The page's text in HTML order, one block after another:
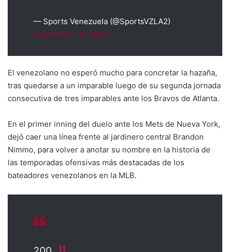
— Sports Venezuela (@SportsVZLA2)
September 18, 2023
El venezolano no esperó mucho para concretar la hazaña,
tras quedarse a un imparable luego de su segunda jornada
consecutiva de tres imparables ante los Bravos de Atlanta.
En el primer inning del duelo ante los Mets de Nueva York,
dejó caer una línea frente al jardinero central Brandon
Nimmo, para volver a anotar su nombre en la historia de
las temporadas ofensivas más destacadas de los
bateadores venezolanos en la MLB.